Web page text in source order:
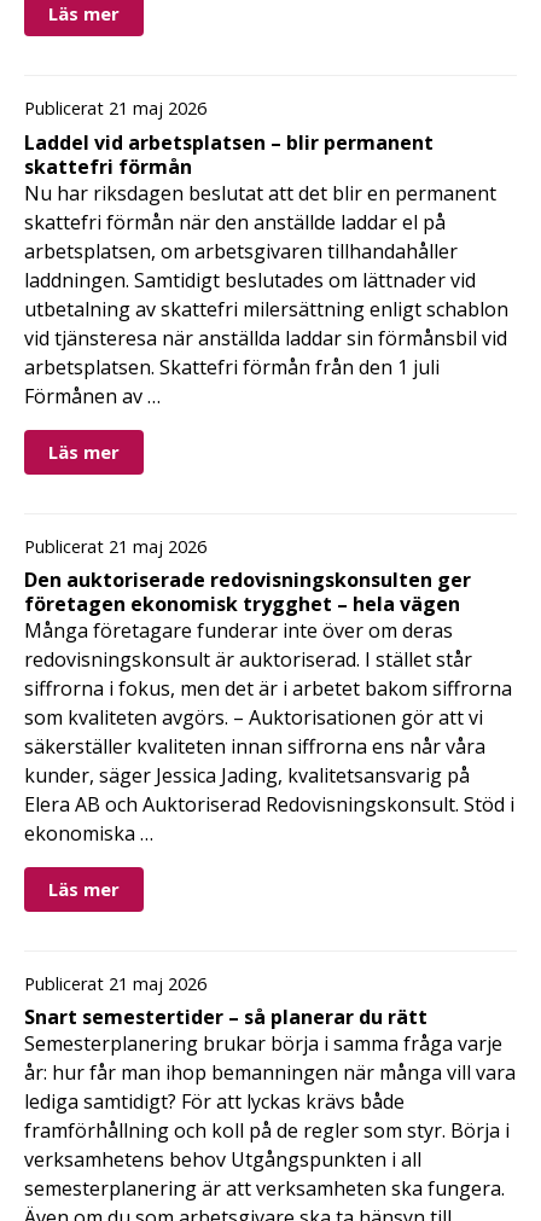
Läs mer
Publicerat 21 maj 2026
Laddel vid arbetsplatsen – blir permanent
skattefri förmån
Nu har riksdagen beslutat att det blir en permanent
skattefri förmån när den anställde laddar el på
arbetsplatsen, om arbetsgivaren tillhandahåller
laddningen. Samtidigt beslutades om lättnader vid
utbetalning av skattefri milersättning enligt schablon
vid tjänsteresa när anställda laddar sin förmånsbil vid
arbetsplatsen. Skattefri förmån från den 1 juli
Förmånen av …
Läs mer
Publicerat 21 maj 2026
Den auktoriserade redovisningskonsulten ger
företagen ekonomisk trygghet – hela vägen
Många företagare funderar inte över om deras
redovisningskonsult är auktoriserad. I stället står
siffrorna i fokus, men det är i arbetet bakom siffrorna
som kvaliteten avgörs. – Auktorisationen gör att vi
säkerställer kvaliteten innan siffrorna ens når våra
kunder, säger Jessica Jading, kvalitetsansvarig på
Elera AB och Auktoriserad Redovisningskonsult. Stöd i
ekonomiska …
Läs mer
Publicerat 21 maj 2026
Snart semestertider – så planerar du rätt
Semesterplanering brukar börja i samma fråga varje
år: hur får man ihop bemanningen när många vill vara
lediga samtidigt? För att lyckas krävs både
framförhållning och koll på de regler som styr. Börja i
verksamhetens behov Utgångspunkten i all
semesterplanering är att verksamheten ska fungera.